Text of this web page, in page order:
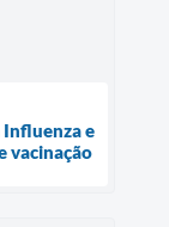
e
vacinação